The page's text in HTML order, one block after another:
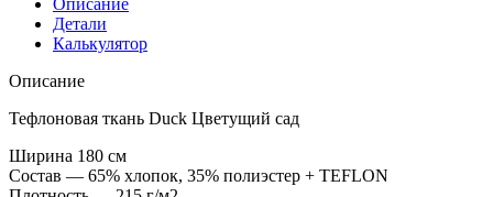
Описание
Детали
Калькулятор
Описание
Тефлоновая ткань Duck Цветущий сад
Ширина 180 см
Состав — 65% хлопок, 35% полиэстер + TEFLON